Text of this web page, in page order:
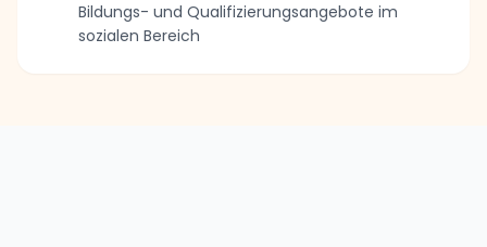
Bildungs- und Qualifizierungsangebote im
sozialen Bereich